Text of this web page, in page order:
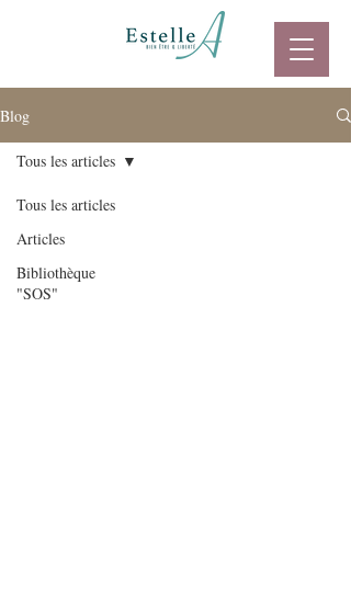
Blog
Tous les articles
Articles
Bibliothèque
"SOS"
Tous les articles